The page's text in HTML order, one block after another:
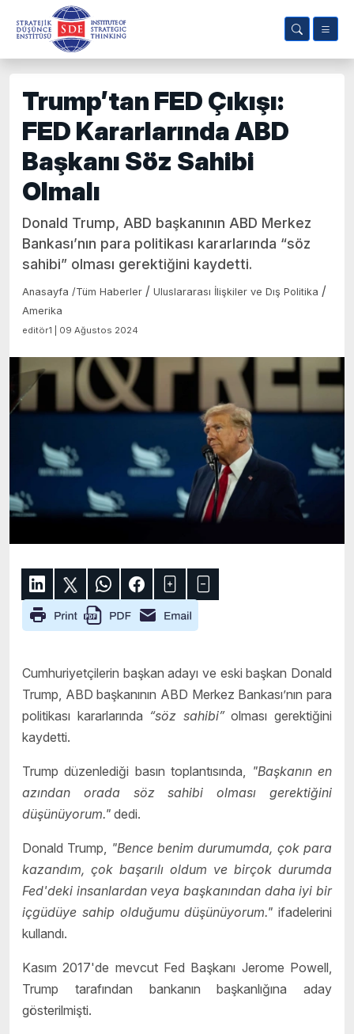
Trump’tan FED Çıkışı:
FED Kararlarında ABD
Başkanı Söz Sahibi
Olmalı
Donald Trump, ABD başkanının ABD Merkez
Bankası’nın para politikası kararlarında “söz
sahibi” olması gerektiğini kaydetti.
Anasayfa /Tüm Haberler / Uluslararası İlişkiler ve Dış Politika /
Amerika
editör1 | 09 Ağustos 2024
Cumhuriyetçilerin başkan adayı ve eski başkan Donald
Trump, ABD başkanının ABD Merkez Bankası’nın para
politikası kararlarında “söz sahibi”olması gerektiğini
kaydetti.
Trump düzenlediği basın toplantısında,
"Başkanın en
azından orada söz sahibi olması gerektiğini
düşünüyorum." dedi.
Donald Trump,
"Bence benim durumumda, çok para
kazandım, çok başarılı oldum ve birçok durumda
Fed'deki insanlardan veya başkanından daha iyi bir
içgüdüye sahip olduğumu düşünüyorum." ifadelerini
kullandı.
Kasım 2017'de mevcut Fed Başkanı Jerome Powell,
Trump tarafından bankanın başkanlığına aday
gösterilmişti.